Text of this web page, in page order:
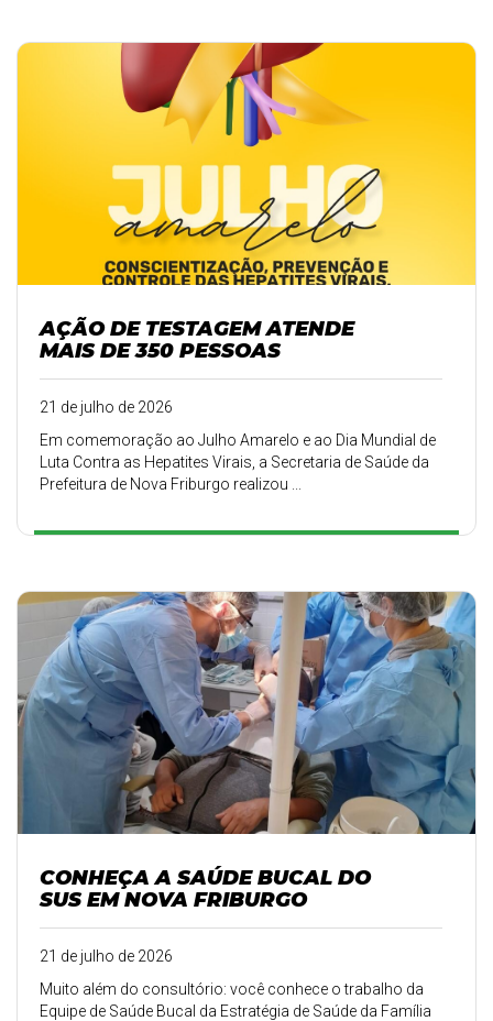
AÇÃO DE TESTAGEM ATENDE
MAIS DE 350 PESSOAS
21 de julho de 2026
Em comemoração ao Julho Amarelo e ao Dia Mundial de
Luta Contra as Hepatites Virais, a Secretaria de Saúde da
Prefeitura de Nova Friburgo realizou ...
CONHEÇA A SAÚDE BUCAL DO
SUS EM NOVA FRIBURGO
21 de julho de 2026
Muito além do consultório: você conhece o trabalho da
Equipe de Saúde Bucal da Estratégia de Saúde da Família